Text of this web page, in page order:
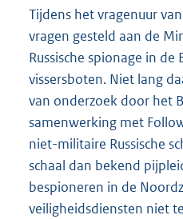
Tijdens het vragenuur
vragen gesteld aan de
Russische spionage in de
vissersboten. Niet lang
van onderzoek door het
samenwerking met
niet-militaire Russische
schaal dan bekend
bespioneren in de
veiligheidsdiensten niet